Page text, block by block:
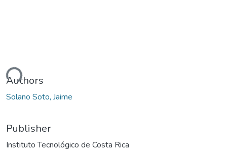
Authors
Solano Soto, Jaime
Publisher
Instituto Tecnológico de Costa Rica